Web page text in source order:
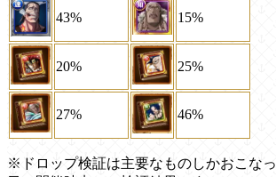
43% 15%
20% 25%
27% 46%
※ドロップ検証は主要なものしかおこな